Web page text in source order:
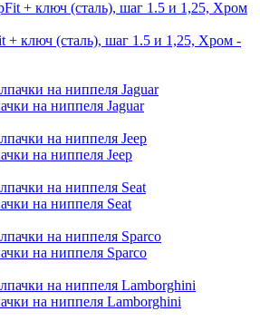
+ ключ (сталь), шаг 1.5 и 1,25, Хром -
на ниппеля Jaguar
на ниппеля Jeep
на ниппеля Seat
на ниппеля Sparco
на ниппеля Lamborghini